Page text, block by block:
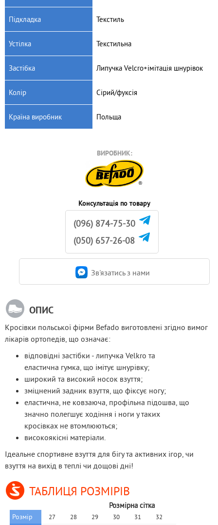
1175грн.
Befado Trek 515Y002
Підкладка Текстиль
Устілка Текстильна
Застібка Липучка Velcro+імітація шнурівок
Колір Сірий/фуксія
Країна виробник Польща
ВИРОБНИК:
Консультація по товару
(096) 874-75-30
(050) 657-26-08
Зв'язатись з нами
ОПИС
Кросівки польської фірми Befado виготовлені згідно вимог
лікарів ортопедів, що означає:
відповідні застібки - липучка Velkro та
еластична гумка, що імітує шнурівку;
широкий та високий носок взуття;
зміцнений задник взуття, що фіксує ногу;
еластична, не ковзаюча, профільна підошва, що
значно полегшує ходіння і ноги у таких
кросівках не втомлюються;
високоякісні матеріали.
Ідеальне спортивне взуття для бігу та активних ігор, чи
взуття на вихід в теплі чи дощові дні!
ТАБЛИЦЯ РОЗМІРІВ
Розмірна сітка
Розмір 27 28 29 30 31 32